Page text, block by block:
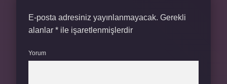
E-posta adresiniz yayınlanmayacak. Gerekli
alanlar * ile işaretlenmişlerdir
Yorum